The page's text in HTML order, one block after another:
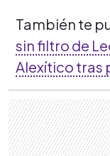
También te
sin filtro de
Alexítico tras